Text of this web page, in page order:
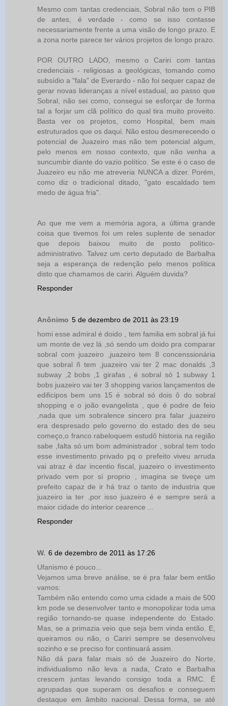
Mesmo com tantas credenciais, Sobral não tem o PIB
de antes, é verdade - como se isso contasse
necessariamente frente a uma visão de longo prazo. E
a zona norte parece ter vários projetos de longo prazo.
POR OUTRO LADO, mesmo o Cariri com tantas
credenciais - religiosas a geológicas, tomando como
subsídio a "fala" de Everardo - não foi sequer capaz de
gerar novas lideranças a nível estadual, ao passo que
Sobral, não sei como, consegui se esforçar de forma
tal a forjar um clã político do qual tira muito proveito.
Basta ver os projetos, como Hospital, bem mais
estruturados que os daqui. Não estou desmerecendo o
potencial de Juazeiro mas não tem potencial algum,
pelo menos em nosso contexto, que não venha a
suncumbir diante do vazio político. Se este é o caso de
Juazeiro eu não me atreveria NUNCA a dizer. Porém,
como diz o tradicional ditado, "gato escaldado tem
medo de água fria".
Ao que me vem a memória agora, a última grande
coisa que tivemos foi um reles suplente de senador
que depois baixou muito de posto político-
administrativo. Talvez um certo deputado de Barbalha
seja a esperança de redenção pelo menos política
disto que chamamos de cariri. Alguém duvida?
Responder
Anônimo 5 de dezembro de 2011 às 23:19
homi esse admiral é doido , tem familia em sobral já fui
um monte de vez lá ,só sendo um doido pra comparar
sobral com juazeiro ,juazeiro tem 8 concenssionária
que sobral ñ tem ,juazeiro vai ter 2 mac donalds ,3
subway ,2 bobs ,1 girafas , é sobral só 1 subway 1
bobs juazeiro vai ter 3 shopping varios lançamentos de
edificipos bem uns 15 é sobral só dois ô do sobral
shopping e o joão evangelista , que é podre de feio
,nada que um sobralence sincero pra falar ,juazeiro
era despresado pelo governo do estado des de seu
começo,o franco rabeloquem estudô historia na região
sabe ,falta só um bom administrador , sobral tem todo
esse investimento privado pq o prefeito viveu arruda
vai atraz é dar incentio fiscal, juazeiro o investimento
privado vem por sí proprio , imagina se tiveçe um
prefeito capaz de ir há traz o tanto de industria que
juazeiro ia ter ,por isso juazeiro é e sempre será a
maior cidade do interior cearence ...
Responder
W. 6 de dezembro de 2011 às 17:26
Ufanismo é pouco...
Vejamos uma breve análise, se é pra falar bem então
vamos:
Também não entendo como uma cidade a mais de 500
km pode se desenvolver tanto e monopolizar toda uma
região tornando-se quase independente do Estado.
Mas, se a primazia veio que seja bem vinda então. E,
queiramos ou não, o Cariri sempre se desenvolveu
sozinho e se preciso for continuará assim.
Não dá para falar mais só de Juazeiro do Norte,
individualismo não leva a nada, Crato e Barbalha
crescem juntas levando consigo toda a RMC. É
agrupadas que superam os desafios e conseguem
destaque em âmbito nacional. Dessa forma, se até